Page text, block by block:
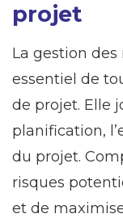
projet
La gestion
essentiel de
de projet. Elle
planification,
du projet.
risques
et de